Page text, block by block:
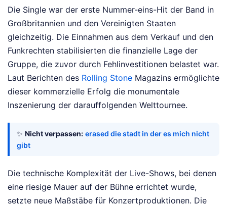
Die Single war der erste Nummer-eins-Hit der Band in
Großbritannien und den Vereinigten Staaten
gleichzeitig. Die Einnahmen aus dem Verkauf und den
Funkrechten stabilisierten die finanzielle Lage der
Gruppe, die zuvor durch Fehlinvestitionen belastet war.
Laut Berichten des Rolling Stone Magazins ermöglichte
dieser kommerzielle Erfolg die monumentale
Inszenierung der darauffolgenden Welttournee.
✨ Nicht verpassen: erased die stadt in der es mich nicht
gibt
Die technische Komplexität der Live-Shows, bei denen
eine riesige Mauer auf der Bühne errichtet wurde,
setzte neue Maßstäbe für Konzertproduktionen. Die